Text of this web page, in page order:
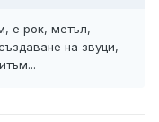
е рок, метъл,
на звуци,